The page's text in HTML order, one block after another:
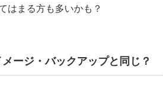
はまる方も多いかも？
ージ・バックアップと同じ？